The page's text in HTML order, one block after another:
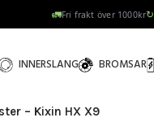
🚛Fri frakt över 1000kr↻
INNERSLANG BROMSAR
– Kixin HX X9